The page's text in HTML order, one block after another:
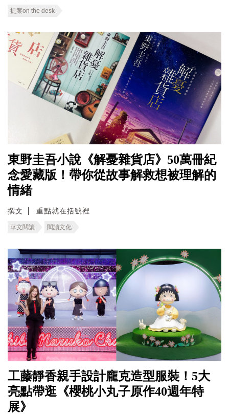
提案on the desk
東野圭吾小說《解憂雜貨店》50萬冊紀
念愛藏版！帶你從故事解救想被理解的
情緒
撰文 重點就在括號裡
華文閱讀 閱讀文化
工藤靜香親手設計龐克造型服裝！5大
亮點帶逛《櫻桃小丸子原作40週年特
展》